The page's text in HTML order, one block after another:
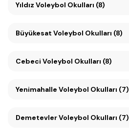
Yıldız Voleybol Okulları (8)
Büyükesat Voleybol Okulları (8)
Cebeci Voleybol Okulları (8)
Yenimahalle Voleybol Okulları (7)
Demetevler Voleybol Okulları (7)